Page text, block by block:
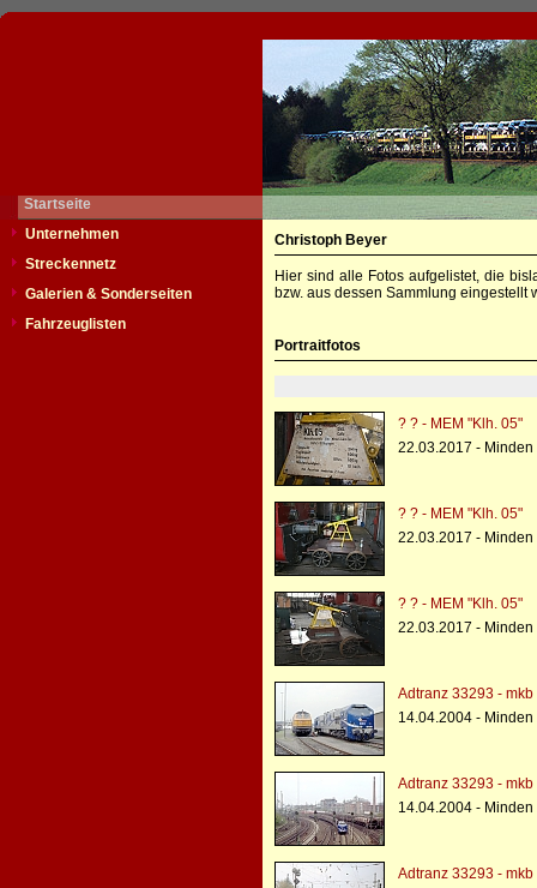
Startseite
Unternehmen
Streckennetz
Galerien & Sonderseiten
Fahrzeuglisten
Christoph Beyer
Hier sind alle Fotos aufgelistet, die
bzw. aus dessen Sammlung eingestellt
Portraitfotos
? ? - MEM "Klh. 05"
22.03.2017 -
? ? - MEM "Klh. 05"
22.03.2017 -
? ? - MEM "Klh. 05"
22.03.2017 -
Adtranz 33293 -
14.04.2004 - Minden
Adtranz 33293 -
14.04.2004 - Minden
Adtranz 33293 -